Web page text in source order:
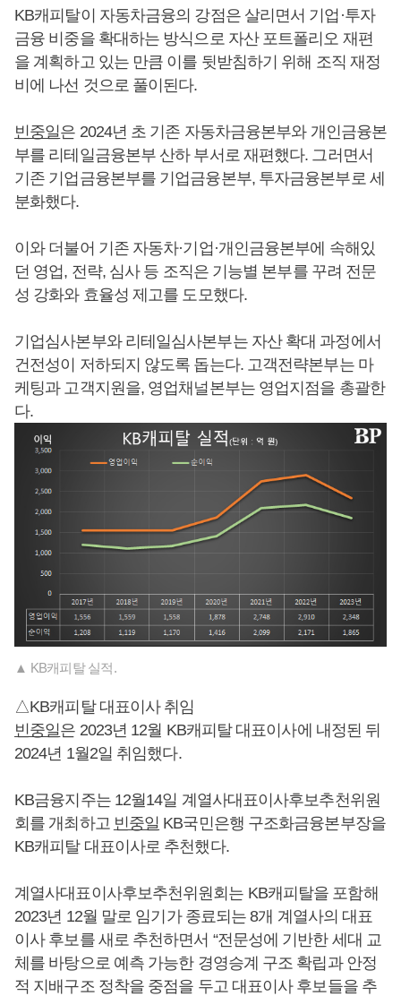
KB캐피탈이 자동차금융의 강점은 살리면서 기업·투자
금융 비중을 확대하는 방식으로 자산 포트폴리오 재편
을 계획하고 있는 만큼 이를 뒷받침하기 위해 조직 재정
비에 나선 것으로 풀이된다.
빈중일은 2024년 초 기존 자동차금융본부와 개인금융본
부를 리테일금융본부 산하 부서로 재편했다. 그러면서
기존 기업금융본부를 기업금융본부, 투자금융본부로 세
분화했다.
이와 더불어 기존 자동차·기업·개인금융본부에 속해있
던 영업, 전략, 심사 등 조직은 기능별 본부를 꾸려 전문
성 강화와 효율성 제고를 도모했다.
기업심사본부와 리테일심사본부는 자산 확대 과정에서
건전성이 저하되지 않도록 돕는다. 고객전략본부는 마
케팅과 고객지원을, 영업채널본부는 영업지점을 총괄한
다.
▲ KB캐피탈 실적.
△KB캐피탈 대표이사 취임
빈중일은 2023년 12월 KB캐피탈 대표이사에 내정된 뒤
2024년 1월2일 취임했다.
KB금융지주는 12월14일 계열사대표이사후보추천위원
회를 개최하고 빈중일 KB국민은행 구조화금융본부장을
KB캐피탈 대표이사로 추천했다.
계열사대표이사후보추천위원회는 KB캐피탈을 포함해
2023년 12월 말로 임기가 종료되는 8개 계열사의 대표
이사 후보를 새로 추천하면서 “전문성에 기반한 세대 교
체를 바탕으로 예측 가능한 경영승계 구조 확립과 안정
적 지배구조 정착을 중점을 두고 대표이사 후보들을 추